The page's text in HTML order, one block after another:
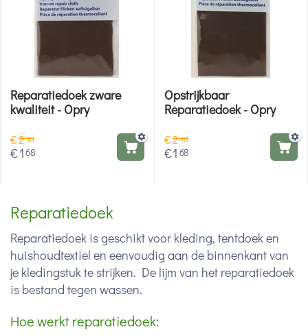
Reparatiedoek
Reparatiedoek is geschikt voor kleding, tentdoek en
huishoudtextiel en eenvoudig aan de binnenkant van
je kledingstuk te strijken. De lijm van het reparatiedoek
is bestand tegen wassen.
Hoe werkt reparatiedoek:
Reparatiedoek zware
kwaliteit - Opry
€210
€168
Opstrijkbaar
Reparatiedoek - Opry
€210
€1 68